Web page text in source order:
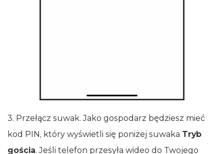
3. Przełącz suwak. Jako gospodarz będziesz mieć
kod PIN, który wyświetli się poniżej suwaka Tryb
gościa. Jeśli telefon przesyła wideo do Twojego